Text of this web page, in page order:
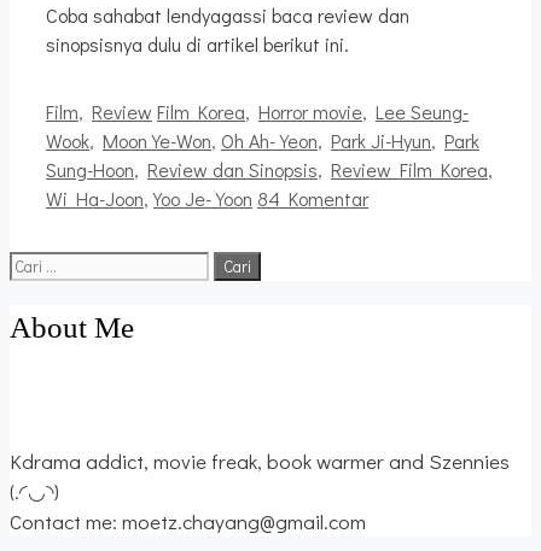
Coba sahabat lendyagassi baca review dan
sinopsisnya dulu di artikel berikut ini.
Kategori
Film, Review Tag
Film Korea, Horror movie, Lee Seung-
Wook, Moon Ye-Won, Oh Ah-Yeon, Park Ji-Hyun, Park
Sung-Hoon, Review dan Sinopsis, Review Film Korea,
Wi Ha-Joon,Yoo Je-Yoon 84 Komentar
Cari
About Me
Kdrama addict, movie freak, book warmer and Szennies
(.◜◡◝)
Contact me: moetz.chayang@gmail.com